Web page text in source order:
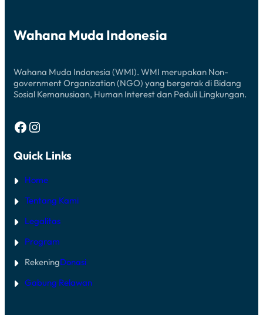
Wahana Muda Indonesia
Wahana Muda Indonesia (WMI). WMI merupakan Non-
government Organization (NGO) yang bergerak di Bidang
Sosial Kemanusiaan, Human Interest dan Peduli Lingkungan.
Facebook Instagram
Quick Links
Home
Tentang Kami
Legalitas
Program
RekeningDonasi
Gabung Relawan